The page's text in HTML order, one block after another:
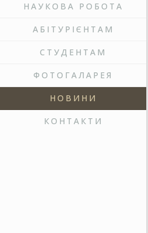
НАУКОВА РОБОТА
АБІТУРІЄНТАМ
СТУДЕНТАМ
ФОТОГАЛАРЕЯ
НОВИНИ
КОНТАКТИ